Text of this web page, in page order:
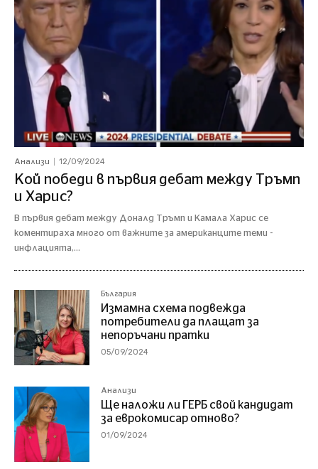
Анализи 12/09/2024
Кой победи в първия дебат между Тръмп
и Харис?
В първия дебат между Доналд Тръмп и Камала Харис се
коментираха много от важните за американците теми -
инфлацията,...
България
Измамна схема подвежда
потребители да плащат за
непоръчани пратки
05/09/2024
Анализи
Ще наложи ли ГЕРБ свой кандидат
за еврокомисар отново?
01/09/2024